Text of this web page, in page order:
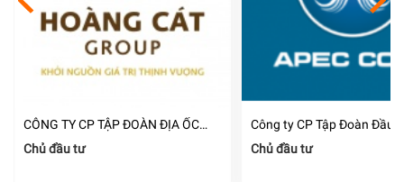
CÔNG TY CP TẬP ĐOÀN ĐỊA ỐC
HOÀNG CÁT
Chủ đầu tư
Công ty CP Tập Đoàn Đầu
Á Thái Bình Dương
Chủ đầu tư